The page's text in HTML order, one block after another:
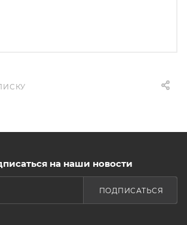
на наши новости
ПОДПИСАТЬСЯ